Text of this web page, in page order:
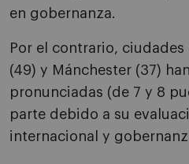
en gobernanza.
Por el contrario,
(49) y Mánchester (37)
pronunciadas (de 7 y 8
parte debido a su
internacional y